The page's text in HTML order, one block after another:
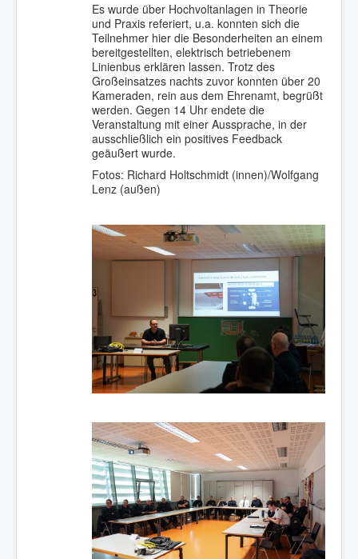
Es wurde über Hochvoltanlagen in Theorie
und Praxis referiert, u.a. konnten sich die
Teilnehmer hier die Besonderheiten an einem
bereitgestellten, elektrisch betriebenem
Linienbus erklären lassen. Trotz des
Großeinsatzes nachts zuvor konnten über 20
Kameraden, rein aus dem Ehrenamt, begrüßt
werden. Gegen 14 Uhr endete die
Veranstaltung mit einer Aussprache, in der
ausschließlich ein positives Feedback
geäußert wurde.
Fotos: Richard Holtschmidt (innen)/Wolfgang
Lenz (außen)